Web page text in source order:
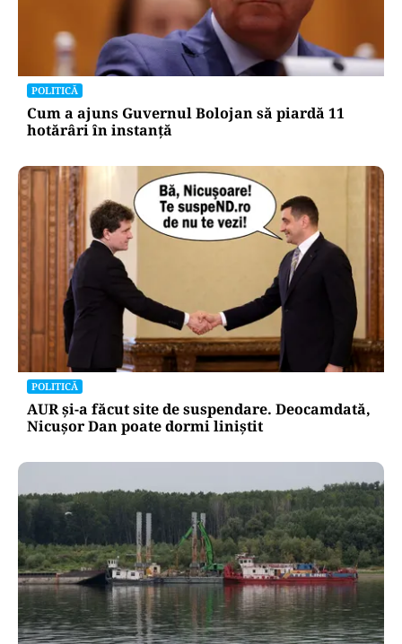
POLITICĂ
Cum a ajuns Guvernul Bolojan să piardă 11
hotărâri în instanță
POLITICĂ
AUR și-a făcut site de suspendare. Deocamdată,
Nicușor Dan poate dormi liniștit